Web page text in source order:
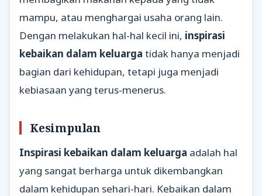
mampu, atau menghargai usaha orang lain.
Dengan melakukan hal-hal kecil ini, inspirasi
kebaikan dalam keluarga tidak hanya menjadi
bagian dari kehidupan, tetapi juga menjadi
kebiasaan yang terus-menerus.
Kesimpulan
Inspirasi kebaikan dalam keluarga adalah hal
yang sangat berharga untuk dikembangkan
dalam kehidupan sehari-hari. Kebaikan dalam